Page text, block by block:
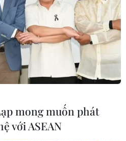
thêm
VIỆT NAM
THỊ TÁM, KHÚC THANH
mong muốn phát
với ASEAN